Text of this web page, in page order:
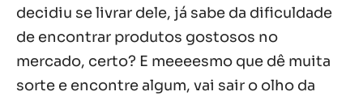
decidiu se livrar dele, já sabe da dificuldade
de encontrar produtos gostosos no
mercado, certo? E meeeesmo que dê muita
sorte e encontre algum, vai sair o olho da